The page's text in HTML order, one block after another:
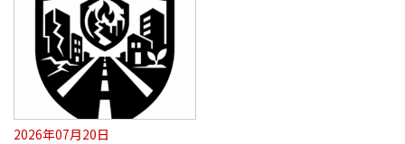
2026年07月20日